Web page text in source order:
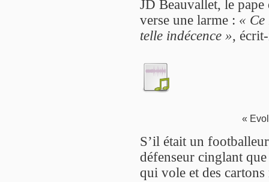
JD Beauvallet, le
verse une larme : « Ce
telle indécence »,
«
S’il était un
défenseur cinglant
qui vole et des